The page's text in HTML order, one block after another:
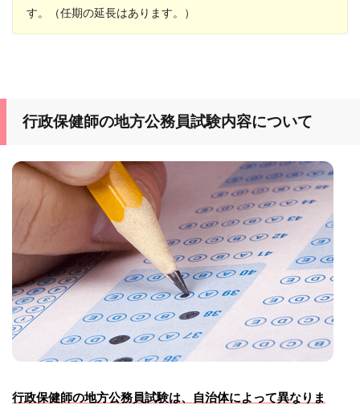
す。（任期の延長はあります。）
行政保健師の地方公務員試験内容について
行政保健師の地方公務員試験は、自治体によって異なりま